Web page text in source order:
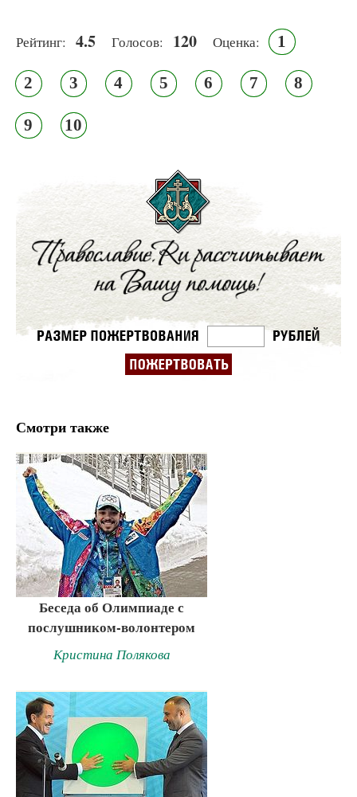
Рейтинг: 4.5 Голосов: 120 Оценка: 1
2 3 4 5 6 7 8
9 10
Смотри также
Беседа об Олимпиаде с
послушником-волонтером
Кристина Полякова